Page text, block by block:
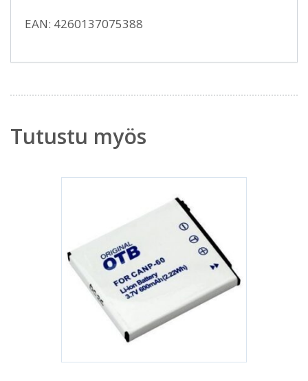
EAN: 4260137075388
Tutustu myös